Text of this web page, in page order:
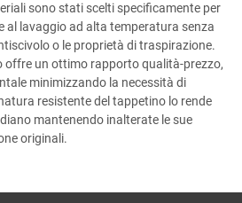
sono stati scelti specificamente per
al lavaggio ad alta temperatura senza
o le proprietà di traspirazione.
offre un ottimo rapporto qualità-prezzo,
minimizzando la necessità di
resistente del tappetino lo rende
mantenendo inalterate le sue
originali.